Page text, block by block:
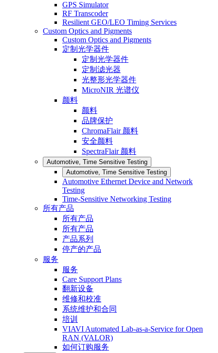
GPS Simulator
RF Transcoder
Resilient GEO/LEO Timing Services
Custom Optics and Pigments
Custom Optics and Pigments
定制光学器件
定制光学器件
定制滤光器
光整形光学器件
MicroNIR 光谱仪
颜料
颜料
品牌保护
ChromaFlair 颜料
安全颜料
SpectraFlair 颜料
Automotive, Time Sensitive Testing
Automotive, Time Sensitive Testing
Automotive Ethernet Device and Network
Testing
Time-Sensitive Networking Testing
所有产品
所有产品
所有产品
产品系列
停产的产品
服务
服务
Care Support Plans
翻新设备
维修和校准
系统维护和合同
培训
VIAVI Automated Lab-as-a-Service for Open
RAN (VALOR)
如何订购服务